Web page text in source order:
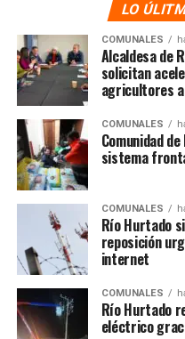
LO
COMUNALES
Alcaldesa de
solicitan
agricultores
COMUNALES
Comunidad
sistema
COMUNALES
Río Hurtado
reposición
internet
COMUNALES
Río Hurtado
eléctrico